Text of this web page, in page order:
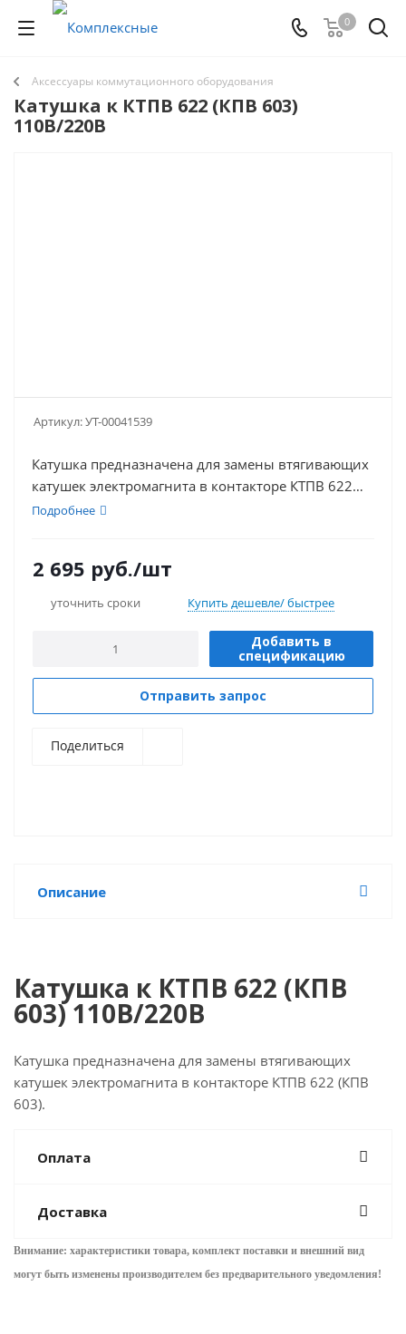
0
Аксессуары коммутационного оборудования
Катушка к КТПВ 622 (КПВ 603)
110В/220В
Артикул:УТ-00041539
Катушка предназначена для замены втягивающих
катушек электромагнита в контакторе КТПВ 622
(КПВ 603).
Подробнее
2 695 руб./шт
уточнить сроки Купить дешевле/ быстрее
Добавить в
спецификацию
Отправить запрос
Поделиться
Описание
Катушка к КТПВ 622 (КПВ
603) 110В/220В
Катушка предназначена для замены втягивающих
катушек электромагнита в контакторе КТПВ 622 (КПВ
603).
Оплата
Доставка
Внимание: характеристики товара, комплект поставки и внешний вид
могут быть изменены производителем без предварительного уведомления!